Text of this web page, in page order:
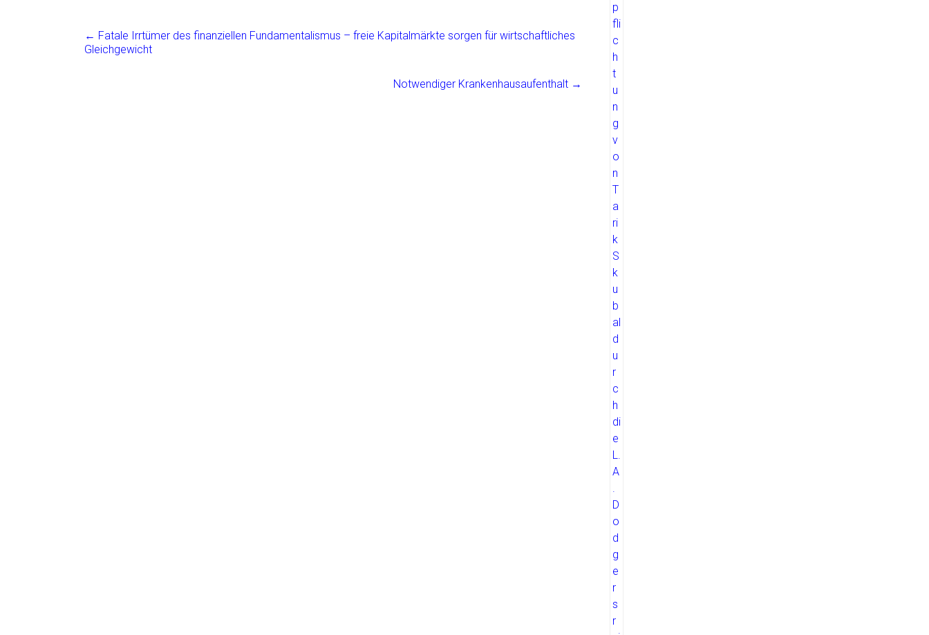
ce
b
ai t
e
← Fatale Irrtümer des finanziellen Fundamentalismus – freie Kapitalmärkte sorgen für wirtschaftliches
Gleichgewicht
Notwendiger Krankenhausaufenthalt →